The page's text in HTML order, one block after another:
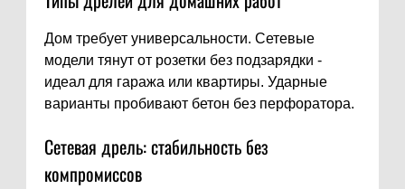
Дом требует универсальности. Сетевые
модели тянут от розетки без подзарядки -
идеал для гаража или квартиры. Ударные
варианты пробивают бетон без перфоратора.
Сетевая дрель: стабильность без
компромиссов